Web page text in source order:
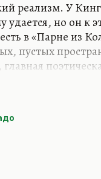
реализм. У
удается, но он к
в «Парне из
пустых
вещей, и
это называли
больших и